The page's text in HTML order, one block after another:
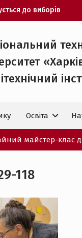
до виборів
фестиваль «Червона
про партнерство з
кібербезпеки
став
за участю ХПІ
Освіта
майстер-клас
118